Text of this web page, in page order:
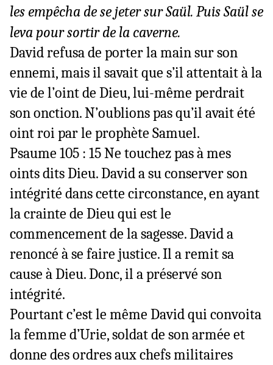
les empêcha de se jeter sur Saül. Puis Saül se
leva pour sortir de la caverne.
David refusa de porter la main sur son
ennemi, mais il savait que s’il attentait à la
vie de l’oint de Dieu, lui-même perdrait
son onction. N’oublions pas qu’il avait été
oint roi par le prophète Samuel.
Psaume 105 : 15 Ne touchez pas à mes
oints dits Dieu. David a su conserver son
intégrité dans cette circonstance, en ayant
la crainte de Dieu qui est le
commencement de la sagesse. David a
renoncé à se faire justice. Il a remit sa
cause à Dieu. Donc, il a préservé son
intégrité.
Pourtant c’est le même David qui convoita
la femme d’Urie, soldat de son armée et
donne des ordres aux chefs militaires